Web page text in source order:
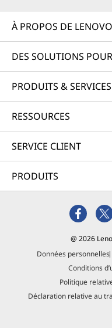
À PROPOS DE LENOVO
DES SOLUTIONS POUR
PRODUITS & SERVICES
RESSOURCES
SERVICE CLIENT
PRODUITS
@ 2026
Données personnelles
Conditions
Politique
Déclaration relative au